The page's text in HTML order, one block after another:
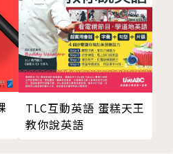
讀」、「新聞英文翻譯」及
表」三大架構，深入淺出精闢
聞媒體，主題包羅萬象，解說
者皆適用。
實提升閱讀及翻譯能力，適合
TLC互動英語 蛋糕天王
教你說英語